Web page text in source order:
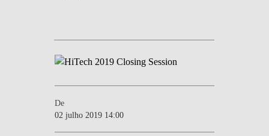
De
02 julho 2019 14:00